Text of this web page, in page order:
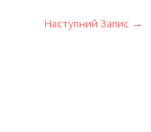
Наступний Запис →